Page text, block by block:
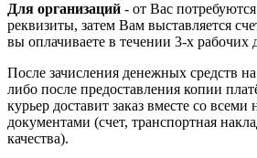
Для организаций - от Вас
реквизиты, затем Вам выставляется
вы оплачиваете в течении 3-х рабочих
После зачисления денежных средств
либо после предоставления копии
курьер доставит заказ вместе со
документами (счет, транспортная
качества).